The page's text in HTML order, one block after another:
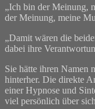
„Ich bin der Meinung,
der Meinung, meine
„Damit wären die
dabei ihre
Sie hätte ihren Namen
hinterher. Die direkte
einer Hypnose und
viel persönlich über